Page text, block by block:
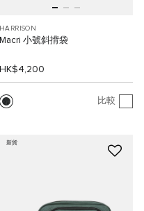
HARRISON
Macri 小號斜揹袋
HK$4,200
比較
新貨